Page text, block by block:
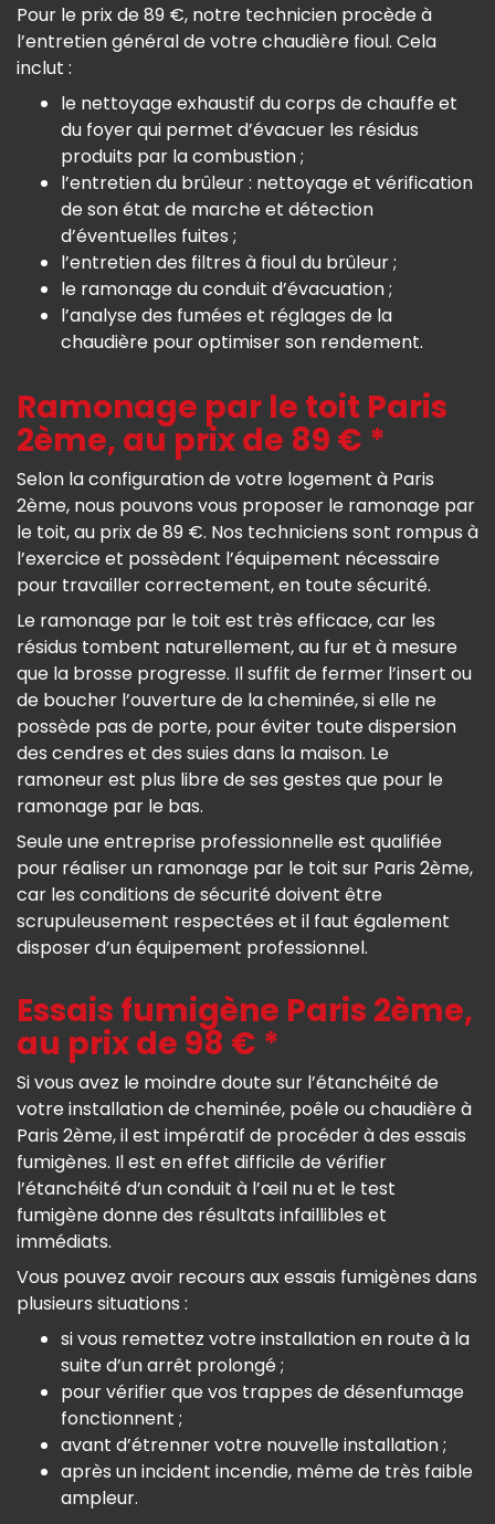
Pour le prix de 89 €, notre technicien procède à
l’entretien général de votre chaudière fioul. Cela
inclut :
le nettoyage exhaustif du corps de chauffe et
du foyer qui permet d’évacuer les résidus
produits par la combustion ;
l’entretien du brûleur : nettoyage et vérification
de son état de marche et détection
d’éventuelles fuites ;
l’entretien des filtres à fioul du brûleur ;
le ramonage du conduit d’évacuation ;
l’analyse des fumées et réglages de la
chaudière pour optimiser son rendement.
Ramonage par le toit Paris
2ème, au prix de 89 € *
Selon la configuration de votre logement à Paris
2ème, nous pouvons vous proposer le ramonage par
le toit, au prix de 89 €. Nos techniciens sont rompus à
l’exercice et possèdent l’équipement nécessaire
pour travailler correctement, en toute sécurité.
Le ramonage par le toit est très efficace, car les
résidus tombent naturellement, au fur et à mesure
que la brosse progresse. Il suffit de fermer l’insert ou
de boucher l’ouverture de la cheminée, si elle ne
possède pas de porte, pour éviter toute dispersion
des cendres et des suies dans la maison. Le
ramoneur est plus libre de ses gestes que pour le
ramonage par le bas.
Seule une entreprise professionnelle est qualifiée
pour réaliser un ramonage par le toit sur Paris 2ème,
car les conditions de sécurité doivent être
scrupuleusement respectées et il faut également
disposer d’un équipement professionnel.
Essais fumigène Paris 2ème,
au prix de 98 € *
Si vous avez le moindre doute sur l’étanchéité de
votre installation de cheminée, poêle ou chaudière à
Paris 2ème, il est impératif de procéder à des essais
fumigènes. Il est en effet difficile de vérifier
l’étanchéité d’un conduit à l’œil nu et le test
fumigène donne des résultats infaillibles et
immédiats.
Vous pouvez avoir recours aux essais fumigènes dans
plusieurs situations :
si vous remettez votre installation en route à la
suite d’un arrêt prolongé ;
pour vérifier que vos trappes de désenfumage
fonctionnent ;
avant d’étrenner votre nouvelle installation ;
après un incident incendie, même de très faible
ampleur.